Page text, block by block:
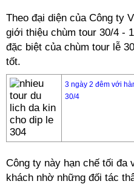
Theo đại diện của Công ty
giới thiệu chùm tour 30/4 -
đặc biệt của chùm tour lễ
tốt.
3 ngày 2 đêm với
30/4
Công ty này hạn chế tối đa
khách nhờ những đối tác